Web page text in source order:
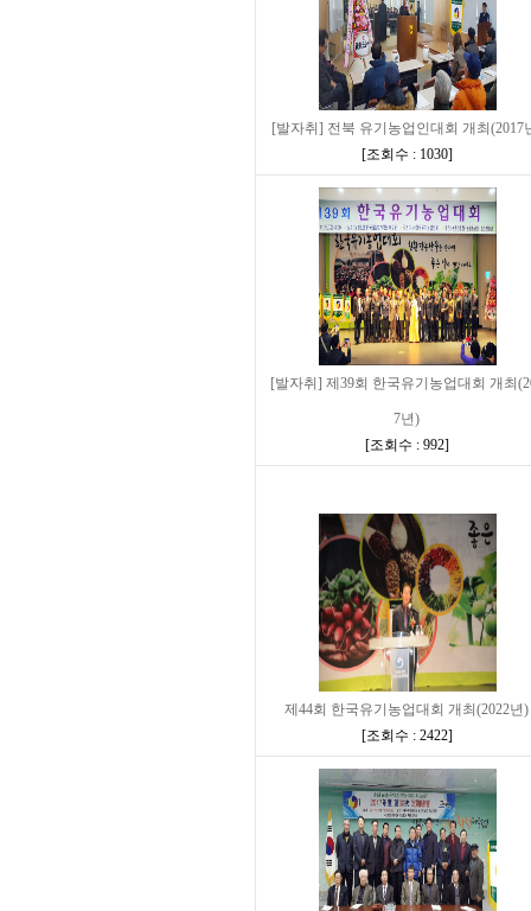
[발자취] 전북 유기농업인대회 개최(2017
[조회수 : 1030]
[발자취] 제39회 한국유기농업대회 개최
7년)
[조회수 : 992]
제44회 한국유기농업대회 개최(2022년)
[조회수 : 2422]